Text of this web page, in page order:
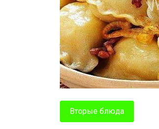
Вторые блюда